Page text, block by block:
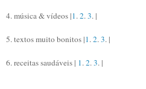
4. música & vídeos |1.2.3. |
5. textos muito bonitos |1.2.3. |
6. receitas saudáveis | 1.2.3. |